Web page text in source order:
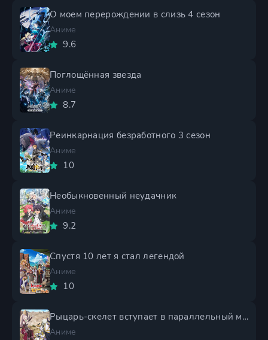
О моем перерождении в слизь 4 сезон
Аниме
9.6
Поглощённая звезда
Аниме
8.7
Реинкарнация безработного 3 сезон
Аниме
10
Необыкновенный неудачник
Аниме
9.2
Спустя 10 лет я стал легендой
Аниме
10
Рыцарь-скелет вступает в параллельный мир 2 сезон
Аниме